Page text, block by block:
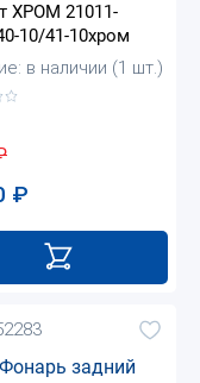
ХРОМ 21011-
10/41-10хром
в наличии (1 шт.)
₽